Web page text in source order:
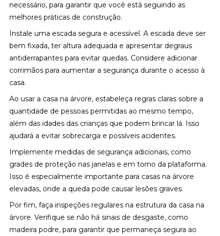
necessário, para garantir que você está seguindo as
melhores práticas de construção.
Instale uma escada segura e acessível. A escada deve ser
bem fixada, ter altura adequada e apresentar degraus
antiderrapantes para evitar quedas. Considere adicionar
corrimãos para aumentar a segurança durante o acesso à
casa.
Ao usar a casa na árvore, estabeleça regras claras sobre a
quantidade de pessoas permitidas ao mesmo tempo,
além das idades das crianças que podem brincar lá. Isso
ajudará a evitar sobrecarga e possíveis acidentes.
Implemente medidas de segurança adicionais, como
grades de proteção nas janelas e em torno da plataforma.
Isso é especialmente importante para casas na árvore
elevadas, onde a queda pode causar lesões graves.
Por fim, faça inspeções regulares na estrutura da casa na
árvore. Verifique se não há sinais de desgaste, como
madeira podre, para garantir que permaneça segura ao